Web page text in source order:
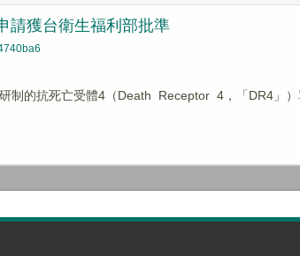
請獲台衛生福利部批準
制的抗死亡受體4（Death Receptor 4，「DR4」